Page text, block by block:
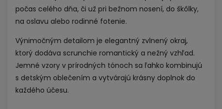
počas celého dňa, či už pri bežnom nosení, do škôlky,
na oslavu alebo rodinné fotenie.
Výnimočným detailom je elegantný zvlnený okraj,
ktorý dodáva scrunchie romantický a nežný vzhľad.
Jemné vzory v prírodných tónoch sa ľahko kombinujú
s detským oblečením a vytvárajú krásny doplnok do
každého účesu.